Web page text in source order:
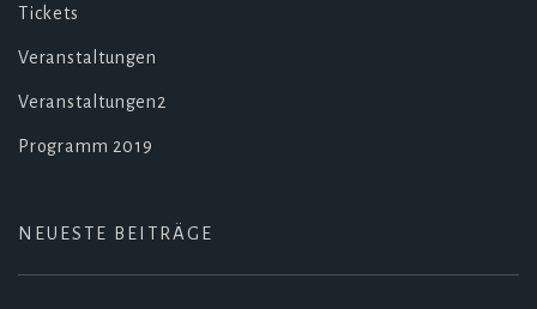
Tickets
Veranstaltungen
Veranstaltungen2
Programm 2019
NEUESTE BEITRÄGE